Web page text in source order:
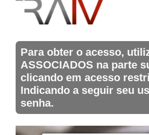
Para obter o acesso,
ASSOCIADOS na parte
clicando em acesso
Indicando a seguir seu
senha.